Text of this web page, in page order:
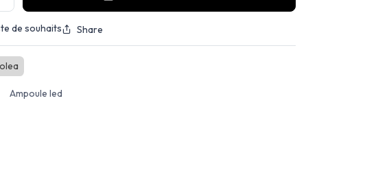
de souhaits Share
Ampoule led